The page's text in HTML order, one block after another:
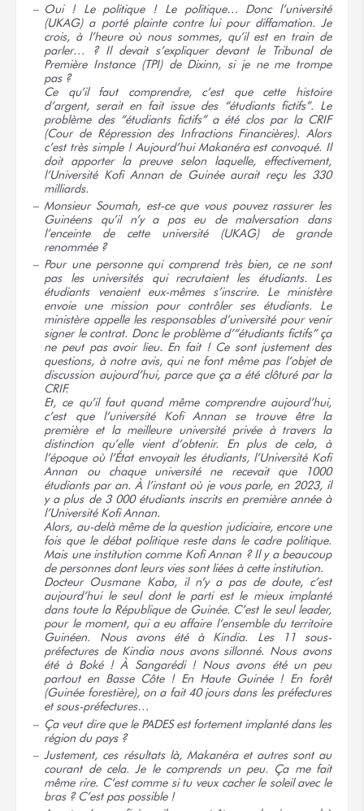
Oui ! Le politique ! Le politique… Donc l’université
(UKAG) a porté plainte contre lui pour diffamation. Je
crois, à l’heure où nous sommes, qu’il est en train de
parler… ? Il devait s’expliquer devant le Tribunal de
Première Instance (TPI) de Dixinn, si je ne me trompe
pas ?
Ce qu’il faut comprendre, c’est que cette histoire
d’argent, serait en fait issue des “étudiants fictifs”. Le
problème des “étudiants fictifs” a été clos par la CRIF
(Cour de Répression des Infractions Financières). Alors
c’est très simple ! Aujourd’hui Makanéra est convoqué. Il
doit apporter la preuve selon laquelle, effectivement,
l’Université Kofi Annan de Guinée aurait reçu les 330
milliards.
Monsieur Soumah, est-ce que vous pouvez rassurer les
Guinéens qu’il n’y a pas eu de malversation dans
l’enceinte de cette université (UKAG) de grande
renommée ?
Pour une personne qui comprend très bien, ce ne sont
pas les universités qui recrutaient les étudiants. Les
étudiants venaient eux-mêmes s’inscrire. Le ministère
envoie une mission pour contrôler ses étudiants. Le
ministère appelle les responsables d’université pour venir
signer le contrat. Donc le problème d’“étudiants fictifs” ça
ne peut pas avoir lieu. En fait ! Ce sont justement des
questions, à notre avis, qui ne font même pas l’objet de
discussion aujourd’hui, parce que ça a été clôturé par la
CRIF.
Et, ce qu’il faut quand même comprendre aujourd’hui,
c’est que l’université Kofi Annan se trouve être la
première et la meilleure université privée à travers la
distinction qu’elle vient d’obtenir. En plus de cela, à
l’époque où l’État envoyait les étudiants, l’Université Kofi
Annan ou chaque université ne recevait que 1000
étudiants par an. À l’instant où je vous parle, en 2023, il
y a plus de 3 000 étudiants inscrits en première année à
l’Université Kofi Annan.
Alors, au-delà même de la question judiciaire, encore une
fois que le débat politique reste dans le cadre politique.
Mais une institution comme Kofi Annan ? Il y a beaucoup
de personnes dont leurs vies sont liées à cette institution.
Docteur Ousmane Kaba, il n’y a pas de doute, c’est
aujourd’hui le seul dont le parti est le mieux implanté
dans toute la République de Guinée. C’est le seul leader,
pour le moment, qui a eu affaire l’ensemble du territoire
Guinéen. Nous avons été à Kindia. Les 11 sous-
préfectures de Kindia nous avons sillonné. Nous avons
été à Boké ! À Sangarédi ! Nous avons été un peu
partout en Basse Côte ! En Haute Guinée ! En forêt
(Guinée forestière), on a fait 40 jours dans les préfectures
et sous-préfectures…
Ça veut dire que le PADES est fortement implanté dans les
région du pays ?
Justement, ces résultats là, Makanéra et autres sont au
courant de cela. Je le comprends un peu. Ça me fait
même rire. C’est comme si tu veux cacher le soleil avec le
bras ? C’est pas possible !